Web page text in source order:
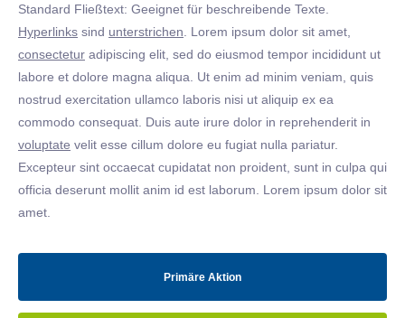
Standard Fließtext: Geeignet für beschreibende Texte.
Hyperlinks sind unterstrichen . Lorem ipsum dolor sit amet,
consectetur adipiscing elit, sed do eiusmod tempor incididunt ut
labore et dolore magna aliqua. Ut enim ad minim veniam, quis
nostrud exercitation ullamco laboris nisi ut aliquip ex ea
commodo consequat. Duis aute irure dolor in reprehenderit in
voluptate velit esse cillum dolore eu fugiat nulla pariatur.
Excepteur sint occaecat cupidatat non proident, sunt in culpa qui
officia deserunt mollit anim id est laborum. Lorem ipsum dolor sit
amet.
Primäre Aktion